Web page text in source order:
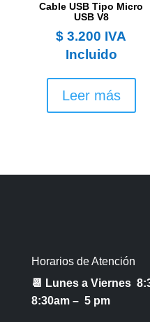
Cable USB Tipo Micro
USB V8
$ 3.200 IVA
Incluido
Leer más
Horarios de Atención
📆 Lunes a Viernes
8:30am – 5 pm